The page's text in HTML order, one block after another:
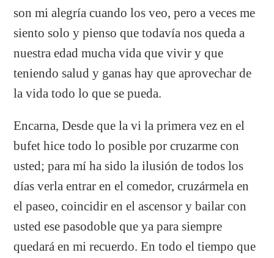
son mi alegría cuando los veo, pero a veces me
siento solo y pienso que todavía nos queda a
nuestra edad mucha vida que vivir y que
teniendo salud y ganas hay que aprovechar de
la vida todo lo que se pueda.
Encarna, Desde que la vi la primera vez en el
bufet hice todo lo posible por cruzarme con
usted; para mí ha sido la ilusión de todos los
días verla entrar en el comedor, cruzármela en
el paseo, coincidir en el ascensor y bailar con
usted ese pasodoble que ya para siempre
quedará en mi recuerdo. En todo el tiempo que